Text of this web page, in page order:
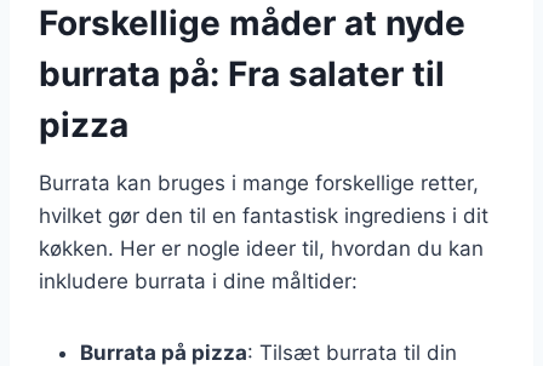
Forskellige måder at nyde
burrata på: Fra salater til
pizza
Burrata kan bruges i mange forskellige retter,
hvilket gør den til en fantastisk ingrediens i dit
køkken. Her er nogle ideer til, hvordan du kan
inkludere burrata i dine måltider:
Burrata på pizza: Tilsæt burrata til din